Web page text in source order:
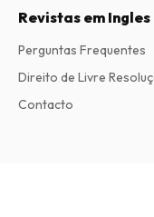
Revistas em Ingles
Perguntas Frequentes
Direito de Livre
Contacto